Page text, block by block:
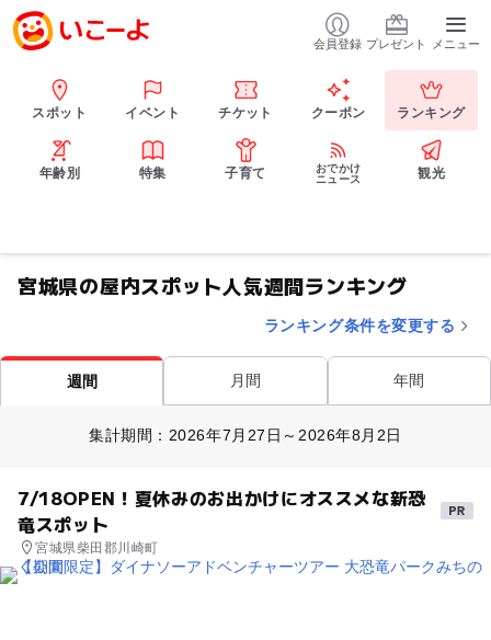
会員登録 プレゼント メニュー
スポット イベント チケット クーポン ランキング
年齢別 特集 子育て
おでかけ
ニュース
観光
宮城県の屋内スポット人気週間ランキング
ランキング条件を変更する
週間 月間 年間
集計期間：2026年7月27日～2026年8月2日
7/18OPEN！夏休みのお出かけにオススメな新恐
竜スポット
宮城県柴田郡川崎町